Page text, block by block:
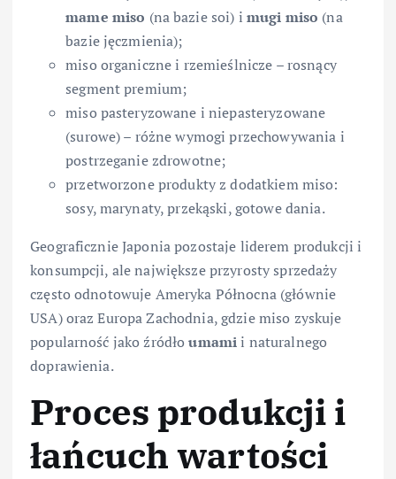
mame miso (na bazie soi) i mugi miso (na
bazie jęczmienia);
miso organiczne i rzemieślnicze – rosnący
segment premium;
miso pasteryzowane i niepasteryzowane
(surowe) – różne wymogi przechowywania i
postrzeganie zdrowotne;
przetworzone produkty z dodatkiem miso:
sosy, marynaty, przekąski, gotowe dania.
Geograficznie Japonia pozostaje liderem produkcji i
konsumpcji, ale największe przyrosty sprzedaży
często odnotowuje Ameryka Północna (głównie
USA) oraz Europa Zachodnia, gdzie miso zyskuje
popularność jako źródłoumamii naturalnego
doprawienia.
Proces produkcji i
łańcuch wartości